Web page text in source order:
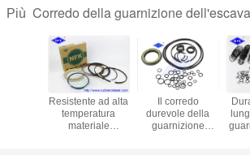
Più Corredo della guarnizione
Resistente ad alta
temperatura
materiale
Il corredo
durevole della
guarnizione